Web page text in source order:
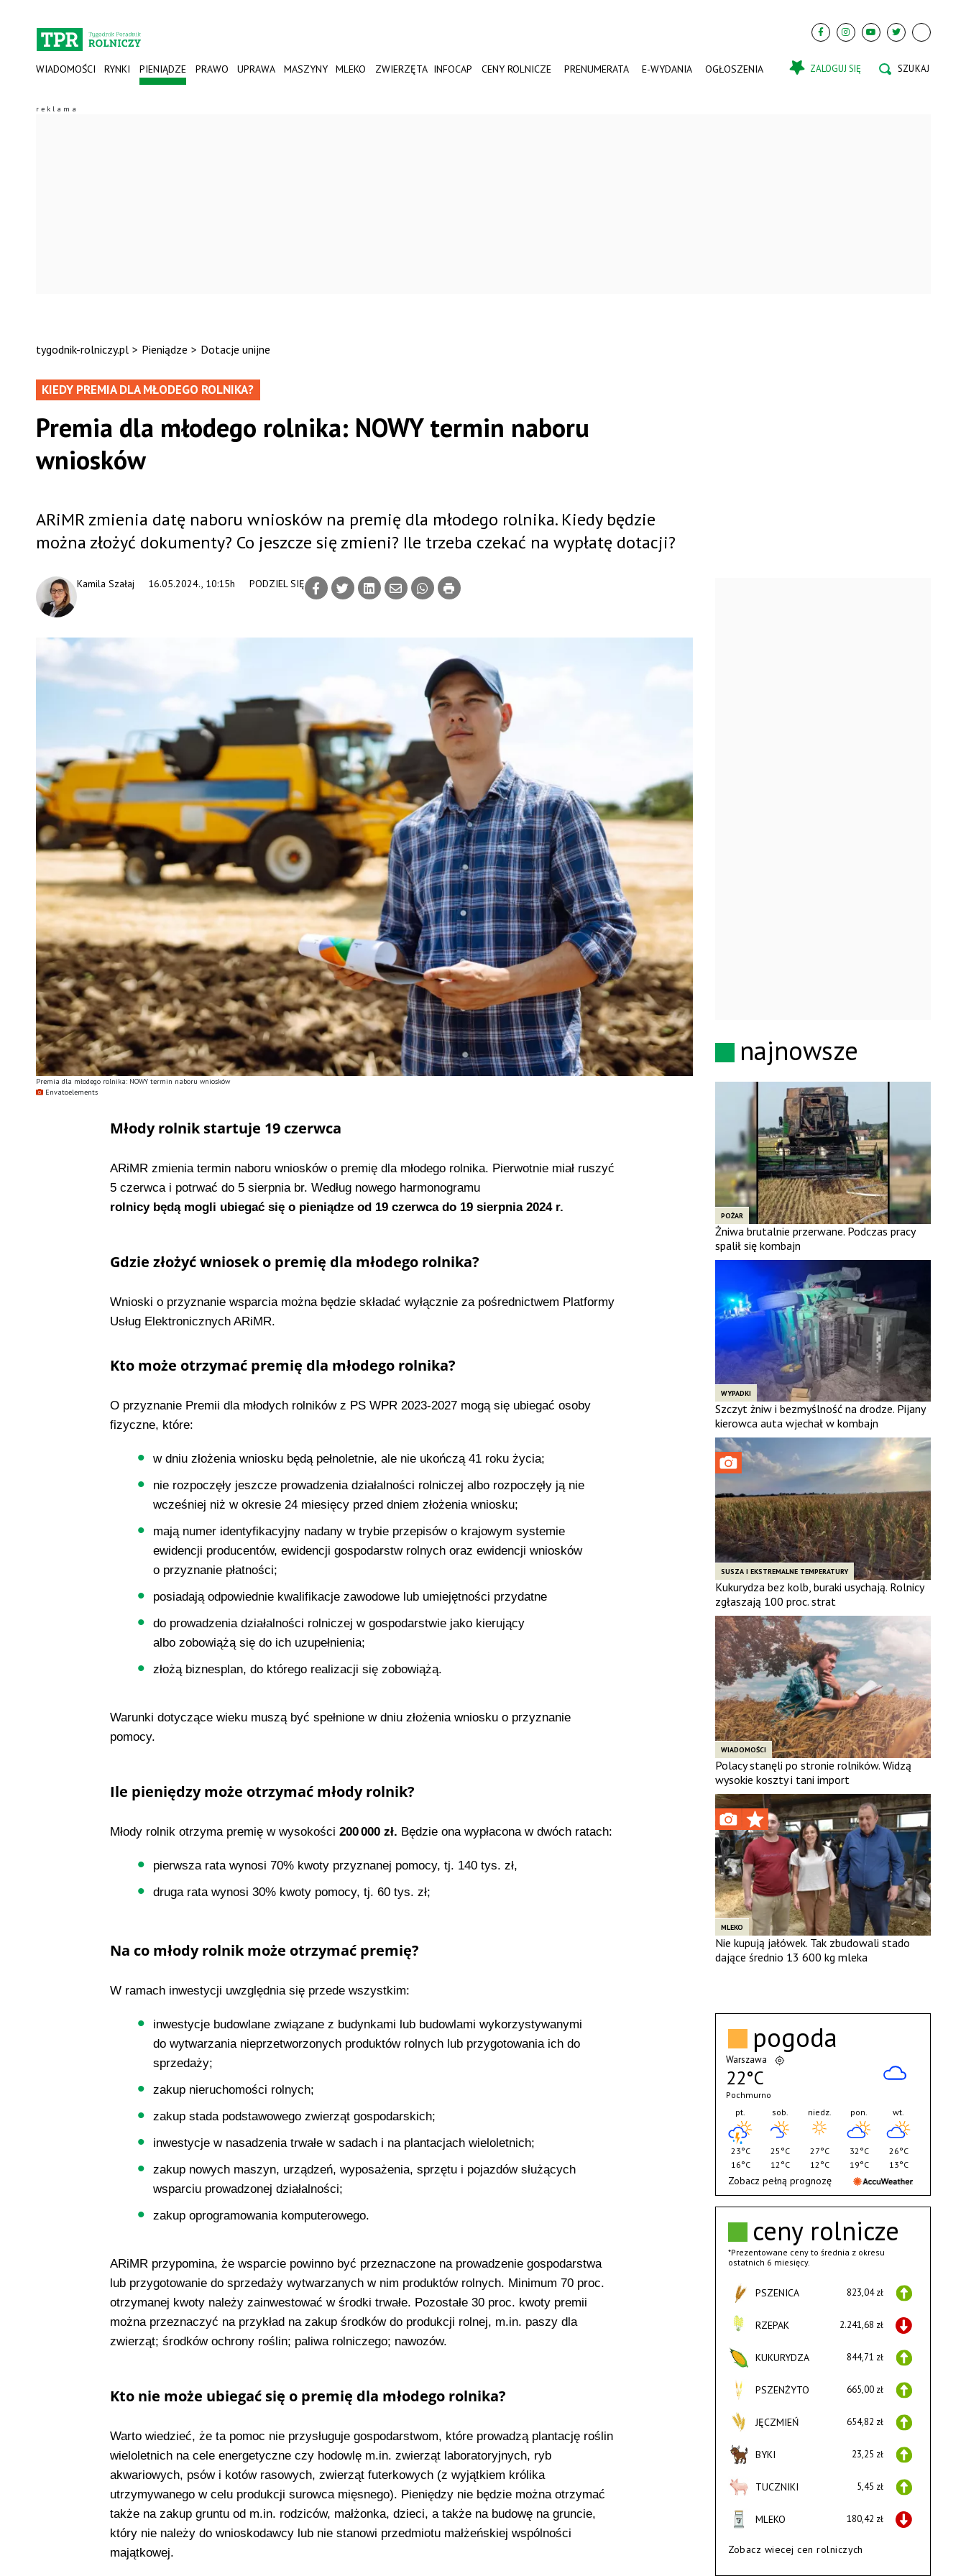
WIADOMOŚCI RYNKI PIENIĄDZE PRAWO UPRAWA MASZYNY MLEKO ZWIERZĘTA INFOCAP CENY ROLNICZE PRENUMERATA E-WYDANIA OGŁOSZENIA ZALOGUJ SIĘ
tygodnik-rolniczy.pl > Pieniądze > Dotacje unijne
Premia dla młodego rolnika: NOWY termin naboru wniosków
Envatoelements
KIEDY PREMIA DLA MŁODEGO ROLNIKA?
Premia dla młodego rolnika: NOWY termin naboru
wniosków
16.05.2024., 10:15h
Kamila Szałaj PODZIEL SIĘ
ARiMR zmienia datę naboru wniosków na premię dla młodego rolnika. Kiedy będzie
można złożyć dokumenty? Co jeszcze się zmieni? Ile trzeba czekać na wypłatę dotacji?
Młody rolnik startuje 19 czerwca
ARiMR zmienia termin naboru wniosków o premię dla młodego rolnika. Pierwotnie miał ruszyć
5 czerwca i potrwać do 5 sierpnia br. Według nowego harmonogramu
rolnicy będą mogli ubiegać się o pieniądze od 19 czerwca do 19 sierpnia 2024 r.
Gdzie złożyć wniosek o premię dla młodego rolnika?
Wnioski o przyznanie wsparcia można będzie składać wyłącznie za pośrednictwem Platformy
Usług Elektronicznych ARiMR.
Kto może otrzymać premię dla młodego rolnika?
O przyznanie Premii dla młodych rolników z PS WPR 2023-2027 mogą się ubiegać osoby
fizyczne, które:
w dniu złożenia wniosku będą pełnoletnie, ale nie ukończą 41 roku życia;
nie rozpoczęły jeszcze prowadzenia działalności rolniczej albo rozpoczęły ją nie
wcześniej niż w okresie 24 miesięcy przed dniem złożenia wniosku;
mają numer identyfikacyjny nadany w trybie przepisów o krajowym systemie
ewidencji producentów, ewidencji gospodarstw rolnych oraz ewidencji wniosków
o przyznanie płatności;
posiadają odpowiednie kwalifikacje zawodowe lub umiejętności przydatne
do prowadzenia działalności rolniczej w gospodarstwie jako kierujący
albo zobowiążą się do ich uzupełnienia;
złożą biznesplan, do którego realizacji się zobowiążą.
Warunki dotyczące wieku muszą być spełnione w dniu złożenia wniosku o przyznanie
pomocy.
Ile pieniędzy może otrzymać młody rolnik?
Młody rolnik otrzyma premię w wysokości 200 000 zł. Będzie ona wypłacona w dwóch ratach:
pierwsza rata wynosi 70% kwoty przyznanej pomocy, tj. 140 tys. zł,
druga rata wynosi 30% kwoty pomocy, tj. 60 tys. zł;
Na co młody rolnik może otrzymać premię?
W ramach inwestycji uwzględnia się przede wszystkim:
inwestycje budowlane związane z budynkami lub budowlami wykorzystywanymi
do wytwarzania nieprzetworzonych produktów rolnych lub przygotowania ich do
sprzedaży;
zakup nieruchomości rolnych;
zakup stada podstawowego zwierząt gospodarskich;
inwestycje w nasadzenia trwałe w sadach i na plantacjach wieloletnich;
zakup nowych maszyn, urządzeń, wyposażenia, sprzętu i pojazdów służących
wsparciu prowadzonej działalności;
zakup oprogramowania komputerowego.
ARiMR przypomina, że wsparcie powinno być przeznaczone na prowadzenie gospodarstwa
lub przygotowanie do sprzedaży wytwarzanych w nim produktów rolnych. Minimum 70 proc.
otrzymanej kwoty należy zainwestować w środki trwałe. Pozostałe 30 proc. kwoty premii
można przeznaczyć na przykład na zakup środków do produkcji rolnej, m.in. paszy dla
zwierząt; środków ochrony roślin; paliwa rolniczego; nawozów.
Kto nie może ubiegać się o premię dla młodego rolnika?
Warto wiedzieć, że ta pomoc nie przysługuje gospodarstwom, które prowadzą plantację roślin
wieloletnich na cele energetyczne czy hodowlę m.in. zwierząt laboratoryjnych, ryb
akwariowych, psów i kotów rasowych, zwierząt futerkowych (z wyjątkiem królika
utrzymywanego w celu produkcji surowca mięsnego). Pieniędzy nie będzie można otrzymać
także na zakup gruntu od m.in. rodziców, małżonka, dzieci, a także na budowę na gruncie,
który nie należy do wnioskodawcy lub nie stanowi przedmiotu małżeńskiej wspólności
majątkowej.
najnowsze
POŻAR
Żniwa brutalnie przerwane. Podczas pracy
spalił się kombajn
WYPADKI
Szczyt żniw i bezmyślność na drodze. Pijany
kierowca auta wjechał w kombajn
SUSZA I EKSTREMALNE TEMPERATURY
Kukurydza bez kolb, buraki usychają. Rolnicy
zgłaszają 100 proc. strat
WIADOMOŚCI
Polacy stanęli po stronie rolników. Widzą
wysokie koszty i tani import
MLEKO
Nie kupują jałówek. Tak zbudowali stado
dające średnio 13 600 kg mleka
ceny rolnicze
*Prezentowane ceny to średnia z okresu
ostatnich 6 miesięcy.
PSZENICA 823,04 zł
RZEPAK 2.241,68 zł
KUKURYDZA 844,71 zł
PSZENŻYTO 665,00 zł
JĘCZMIEŃ 654,82 zł
BYKI 23,25 zł
TUCZNIKI 5,45 zł
MLEKO 180,42 zł
Zobacz wiecej cen rolniczych
pogoda
Warszawa
22°C
Pochmurno
pt.
23°C
16°C
sob.
25°C
12°C
niedz.
27°C
12°C
pon.
32°C
19°C
wt.
26°C
13°C
Zobacz pełną prognozę